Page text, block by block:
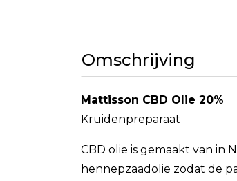
Omschrijving
Mattisson CBD Olie 20%
Kruidenpreparaat
CBD olie is gemaakt van
hennepzaadolie zodat de